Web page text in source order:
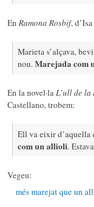
En Ramona Rosbif,
Marieta s’alçava,
nou. Marejada com
En la novel·laL’ull de
Castellano, trobem:
Ell va eixir d’aquella
com un allioli.
Vegeu:
més marejat que un